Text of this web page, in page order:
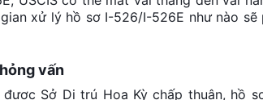
xử lý hồ sơ I-526/I-526E như nào
vấn
Sở Di trú Hoa Kỳ chấp thuận, hồ